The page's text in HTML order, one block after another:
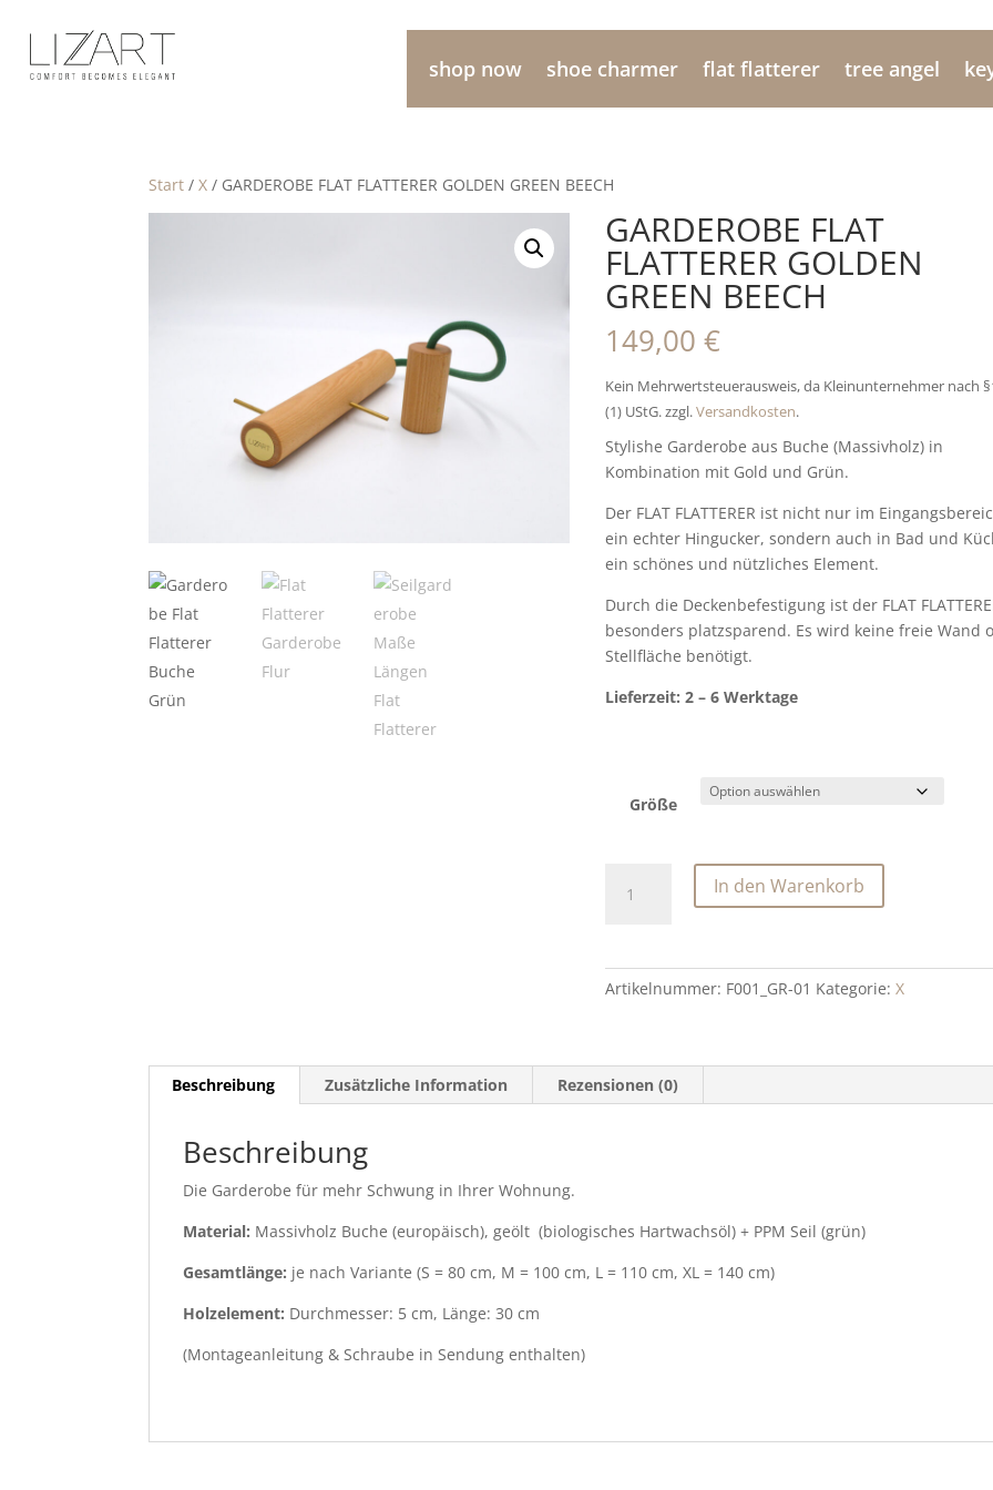
shop now shoe charmer flat flatterer tree angel
Start /X / GARDEROBE FLAT FLATTERER GOLDEN GREEN BEECH
GARDEROBE FLAT
FLATTERER GOLDEN
GREEN BEECH
149,00€
Kein Mehrwertsteuerausweis, da Kleinunternehmer nach
(1) UStG.zzgl.Versandkosten.
Stylishe Garderobe aus Buche (Massivholz) in
Kombination mit Gold und Grün.
Der FLAT FLATTERER ist nicht nur im
ein echter Hingucker, sondern auch in Bad und
ein schönes und nützliches Element.
Durch die Deckenbefestigung ist der FLAT
besonders platzsparend. Es wird keine freie Wand
Stellfläche benötigt.
Lieferzeit: 2 – 6 Werktage
Größe
FLAT
GREEN
In den Warenkorb
Artikelnummer: F001_GR-01 Kategorie:X
Beschreibung Zusätzliche Information Rezensionen (0)
Beschreibung
Die Garderobe für mehr Schwung in Ihrer Wohnung.
Material: Massivholz Buche (europäisch), geölt (biologisches Hartwachsöl) + PPM Seil (grün)
Gesamtlänge: je nach Variante (S = 80 cm, M = 100 cm, L = 110 cm, XL = 140 cm)
Holzelement: Durchmesser: 5 cm, Länge: 30 cm
(Montageanleitung & Schraube in Sendung enthalten)